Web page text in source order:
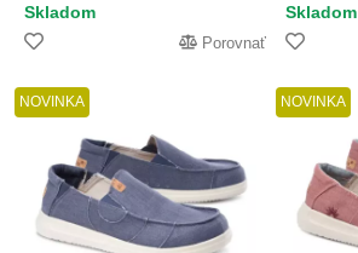
Skladom
Porovnať
Skladom
NOVINKA NOVINKA